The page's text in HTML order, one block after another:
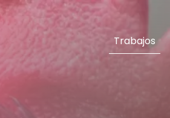
Trabajos